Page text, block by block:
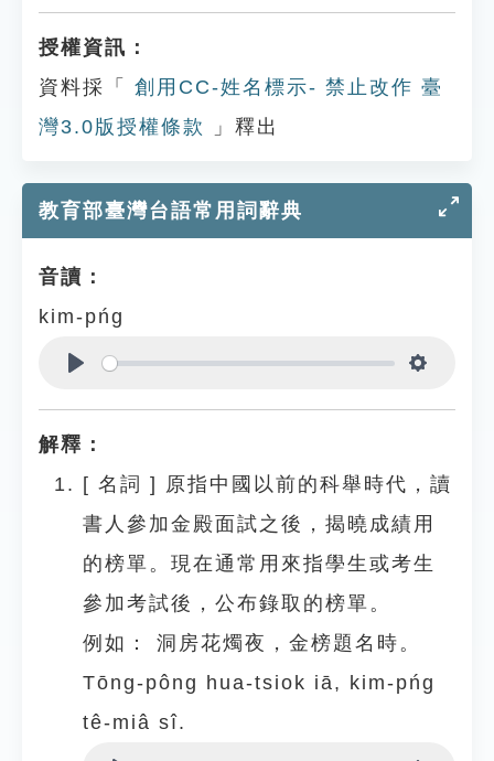
授權資訊：
資料採「
創用CC-姓名標示- 禁止改作 臺
灣3.0版授權條款
」釋出
教育部臺灣台語常用詞辭典
音讀：
kim-pńg
解釋：
[ 名詞 ] 原指中國以前的科舉時代，讀
書人參加金殿面試之後，揭曉成績用
的榜單。現在通常用來指學生或考生
參加考試後，公布錄取的榜單。
例如：
洞房花燭夜，金榜題名時。
Tōng-pông hua-tsiok iā, kim-pńg
tê-miâ sî.